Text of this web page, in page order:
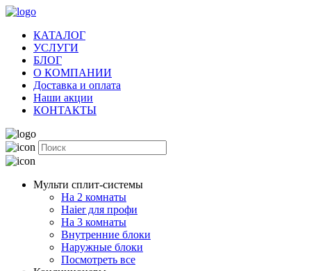
КАТАЛОГ
УСЛУГИ
БЛОГ
О КОМПАНИИ
Доставка и оплата
Наши акции
КОНТАКТЫ
Мульти сплит-системы
На 2 комнаты
Haier для профи
На 3 комнаты
Внутренние блоки
Наружные блоки
Посмотреть все